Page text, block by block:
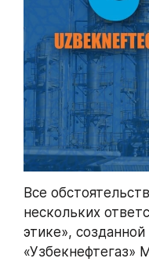
Все
нескольких
этике»,
«Узбекнефтегаз»